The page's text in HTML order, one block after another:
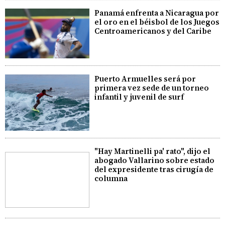
Panamá enfrenta a Nicaragua por
el oro en el béisbol de los Juegos
Centroamericanos y del Caribe
Puerto Armuelles será por
primera vez sede de un torneo
infantil y juvenil de surf
"Hay Martinelli pa' rato", dijo el
abogado Vallarino sobre estado
del expresidente tras cirugía de
columna